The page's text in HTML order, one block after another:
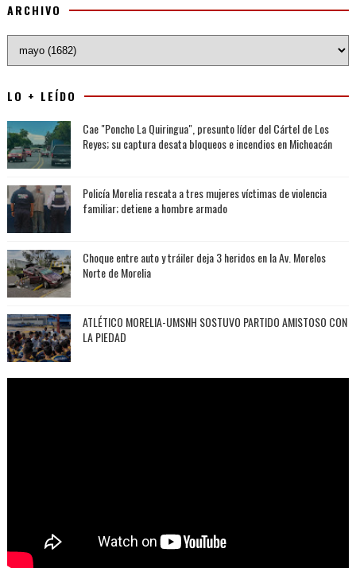
ARCHIVO
LO + LEÍDO
Cae "Poncho La Quiringua", presunto líder del Cártel de Los
Reyes; su captura desata bloqueos e incendios en Michoacán
Policía Morelia rescata a tres mujeres víctimas de violencia
familiar; detiene a hombre armado
Choque entre auto y tráiler deja 3 heridos en la Av. Morelos
Norte de Morelia
ATLÉTICO MORELIA-UMSNH SOSTUVO PARTIDO AMISTOSO CON
LA PIEDAD